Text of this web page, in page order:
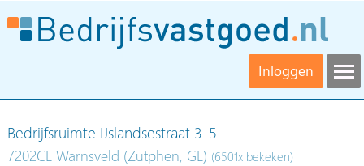
Inloggen
Bedrijfsruimte IJslandsestraat 3-5
7202CL Warnsveld (Zutphen, GL) (6501x bekeken)